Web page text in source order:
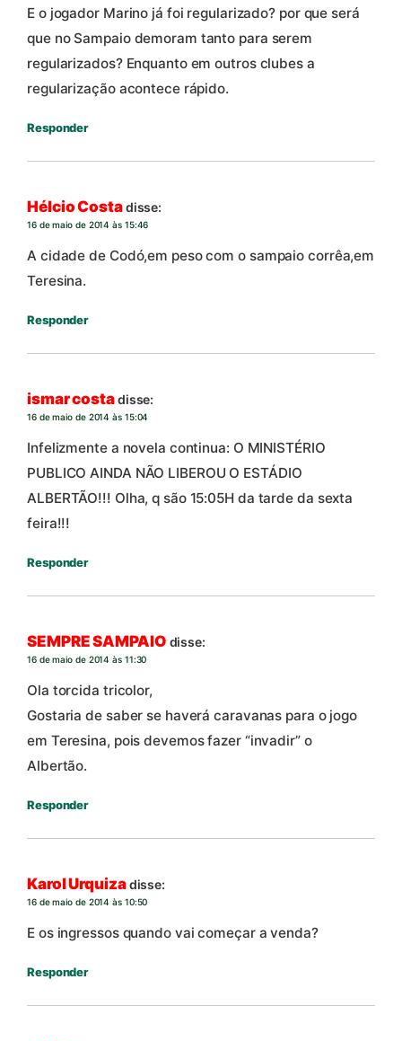
E o jogador Marino já foi regularizado? por que será
que no Sampaio demoram tanto para serem
regularizados? Enquanto em outros clubes a
regularização acontece rápido.
Responder
Hélcio Costadisse:
16 de maio de 2014 às 15:46
A cidade de Codó,em peso com o sampaio corrêa,em
Teresina.
Responder
ismar costadisse:
16 de maio de 2014 às 15:04
Infelizmente a novela continua: O MINISTÉRIO
PUBLICO AINDA NÃO LIBEROU O ESTÁDIO
ALBERTÃO!!! Olha, q são 15:05H da tarde da sexta
feira!!!
Responder
SEMPRE SAMPAIO disse:
16 de maio de 2014 às 11:30
Ola torcida tricolor,
Gostaria de saber se haverá caravanas para o jogo
em Teresina, pois devemos fazer “invadir” o
Albertão.
Responder
Karol Urquizadisse:
16 de maio de 2014 às 10:50
E os ingressos quando vai começar a venda?
Responder